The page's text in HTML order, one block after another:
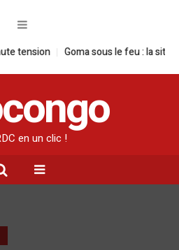
Goma sous le feu : la situation
en un clic !